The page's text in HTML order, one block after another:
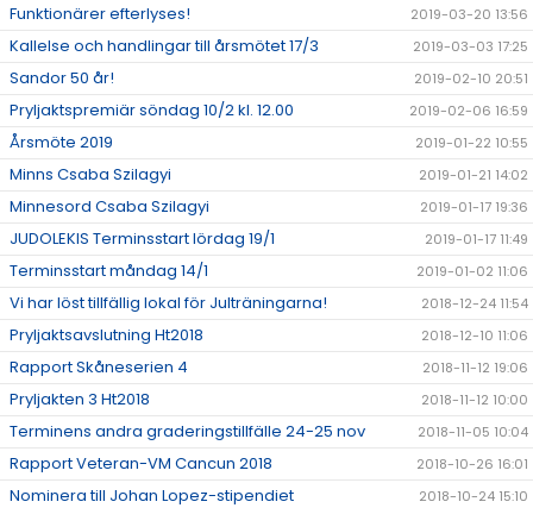
Funktionärer efterlyses! 2019-03-20 13:56
Kallelse och handlingar till årsmötet 17/3 2019-03-03 17:25
Sandor 50 år! 2019-02-10 20:51
Pryljaktspremiär söndag 10/2 kl. 12.00 2019-02-06 16:59
Årsmöte 2019 2019-01-22 10:55
Minns Csaba Szilagyi 2019-01-21 14:02
Minnesord Csaba Szilagyi 2019-01-17 19:36
JUDOLEKIS Terminsstart lördag 19/1 2019-01-17 11:49
Terminsstart måndag 14/1 2019-01-02 11:06
Vi har löst tillfällig lokal för Julträningarna! 2018-12-24 11:54
Pryljaktsavslutning Ht2018 2018-12-10 11:06
Rapport Skåneserien 4 2018-11-12 19:06
Pryljakten 3 Ht2018 2018-11-12 10:00
Terminens andra graderingstillfälle 24-25 nov 2018-11-05 10:04
Rapport Veteran-VM Cancun 2018 2018-10-26 16:01
Nominera till Johan Lopez-stipendiet 2018-10-24 15:10